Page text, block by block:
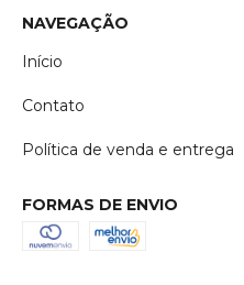
NAVEGAÇÃO
Início
Contato
Política de venda e entrega
FORMAS DE ENVIO